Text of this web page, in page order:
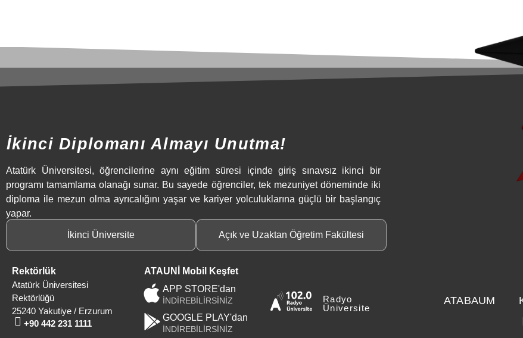
İkinci Diplomanı Almayı Unutma!
Atatürk Üniversitesi, öğrencilerine aynı eğitim süresi içinde giriş sınavsız ikinci bir
programı tamamlama olanağı sunar. Bu sayede öğrenciler, tek mezuniyet döneminde iki
diploma ile mezun olma ayrıcalığını yaşar ve kariyer yolculuklarına güçlü bir başlangıç
yapar.
İkinci Üniversite Açık ve Uzaktan Öğretim Fakültesi
Rektörlük
Atatürk Üniversitesi
Rektörlüğü
25240 Yakutiye / Erzurum
+90 442 231 1111
ATAUNİ Mobil Keşfet
APP STORE'dan
İNDİREBİLİRSİNİZ
GOOGLE PLAY'dan
İNDİREBİLİRSİNİZ
Radyo
Üniversite
ATABAUM